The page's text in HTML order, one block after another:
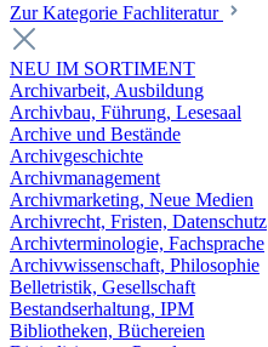
Zur Kategorie Fachliteratur
NEU IM SORTIMENT
Archivarbeit, Ausbildung
Archivbau, Führung, Lesesaal
Archive und Bestände
Archivgeschichte
Archivmanagement
Archivmarketing, Neue Medien
Archivrecht, Fristen, Datenschutz
Archivterminologie, Fachsprache
Archivwissenschaft, Philosophie
Belletristik, Gesellschaft
Bestandserhaltung, IPM
Bibliotheken, Büchereien